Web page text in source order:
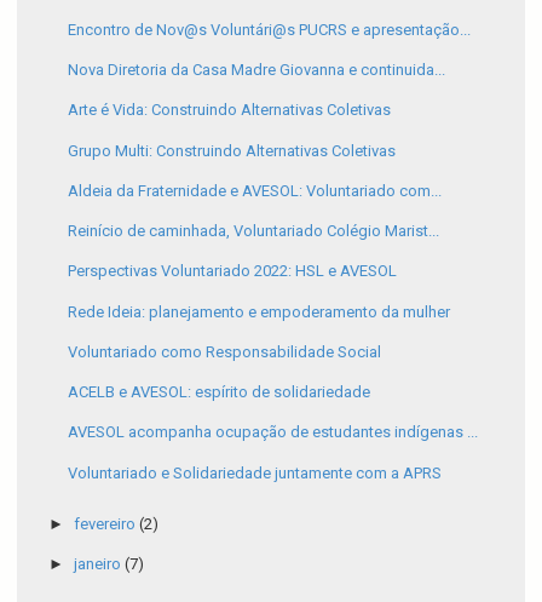
Encontro de Nov@s Voluntári@s PUCRS e apresentação...
Nova Diretoria da Casa Madre Giovanna e continuida...
Arte é Vida: Construindo Alternativas Coletivas
Grupo Multi: Construindo Alternativas Coletivas
Aldeia da Fraternidade e AVESOL: Voluntariado com...
Reinício de caminhada, Voluntariado Colégio Marist...
Perspectivas Voluntariado 2022: HSL e AVESOL
Rede Ideia: planejamento e empoderamento da mulher
Voluntariado como Responsabilidade Social
ACELB e AVESOL: espírito de solidariedade
AVESOL acompanha ocupação de estudantes indígenas ...
Voluntariado e Solidariedade juntamente com a APRS
► fevereiro (2)
► janeiro (7)